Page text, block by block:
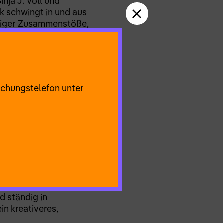
schwingt in und aus
Zusammenstöße,
für unsere
sind sie vom
Leben zu
von Natur aus
Versuch,
ständig in
kreativeres,
unter